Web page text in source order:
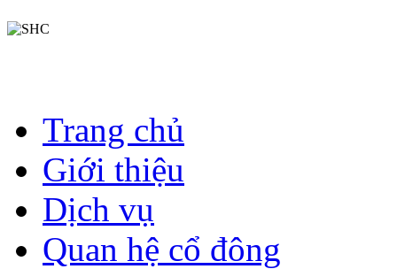
Trang chủ
Giới thiệu
Dịch vụ
Quan hệ cổ đông